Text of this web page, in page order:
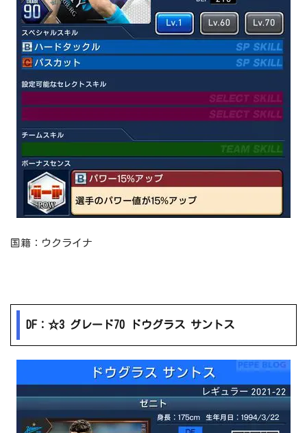
国籍：ウクライナ
DF：☆3 グレード70 ドウグラス サントス